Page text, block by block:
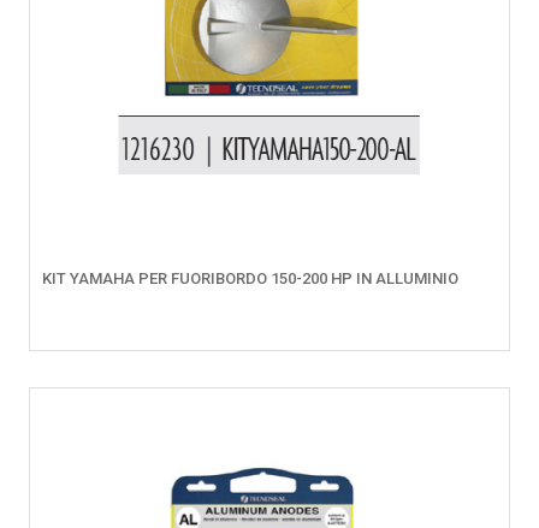
KIT YAMAHA PER FUORIBORDO 150-200 HP IN ALLUMINIO